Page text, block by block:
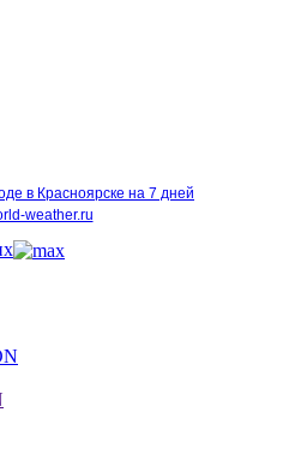
в Красноярске на 7 дней
weather.ru